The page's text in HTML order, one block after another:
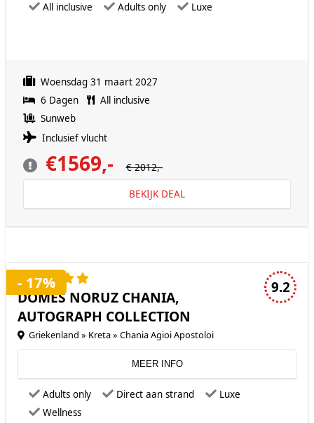
All inclusive Adults only Luxe
Woensdag 31 maart 2027
6 Dagen
All inclusive
Sunweb
Inclusief vlucht
€1569,- € 2012,-
BEKIJK DEAL
9.2
DOMES NORUZ CHANIA,
AUTOGRAPH COLLECTION
Griekenland » Kreta » Chania Agioi Apostoloi
MEER INFO
Adults only Direct aan strand
Luxe
Wellness
- 17%